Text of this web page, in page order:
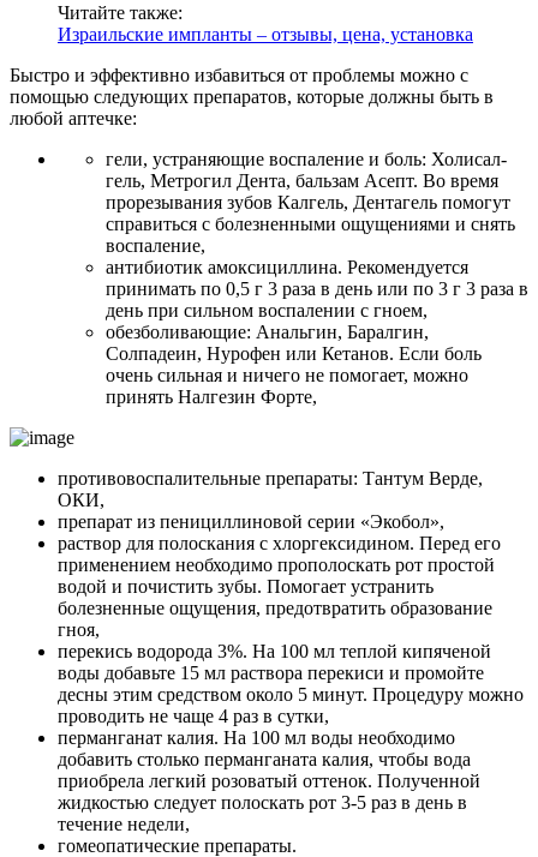
Читайте также:
Израильские импланты – отзывы, цена, установка
Быстро и эффективно избавиться от проблемы можно с
помощью следующих препаратов, которые должны быть в
любой аптечке:
гели, устраняющие воспаление и боль: Холисал-
гель, Метрогил Дента, бальзам Асепт. Во время
прорезывания зубов Калгель, Дентагель помогут
справиться с болезненными ощущениями и снять
воспаление,
антибиотик амоксициллина. Рекомендуется
принимать по 0,5 г 3 раза в день или по 3 г 3 раза в
день при сильном воспалении с гноем,
обезболивающие: Анальгин, Баралгин,
Солпадеин, Нурофен или Кетанов. Если боль
очень сильная и ничего не помогает, можно
принять Налгезин Форте,
противовоспалительные препараты: Тантум Верде,
ОКИ,
препарат из пенициллиновой серии «Экобол»,
раствор для полоскания с хлоргексидином. Перед его
применением необходимо прополоскать рот простой
водой и почистить зубы. Помогает устранить
болезненные ощущения, предотвратить образование
гноя,
перекись водорода 3%. На 100 мл теплой кипяченой
воды добавьте 15 мл раствора перекиси и промойте
десны этим средством около 5 минут. Процедуру можно
проводить не чаще 4 раз в сутки,
перманганат калия. На 100 мл воды необходимо
добавить столько перманганата калия, чтобы вода
приобрела легкий розоватый оттенок. Полученной
жидкостью следует полоскать рот 3-5 раз в день в
течение недели,
гомеопатические препараты.